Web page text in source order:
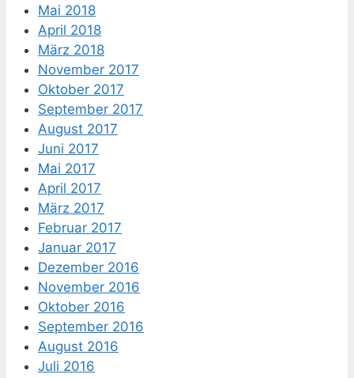
Mai 2018
April 2018
März 2018
November 2017
Oktober 2017
September 2017
August 2017
Juni 2017
Mai 2017
April 2017
März 2017
Februar 2017
Januar 2017
Dezember 2016
November 2016
Oktober 2016
September 2016
August 2016
Juli 2016